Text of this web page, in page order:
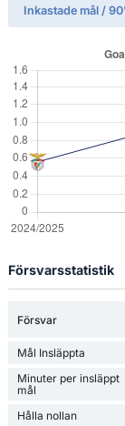
Inkastade mål / 90'
Försvarsstatistik
Försvar
Mål Insläppta
Minuter per insläppt
mål
Hålla nollan